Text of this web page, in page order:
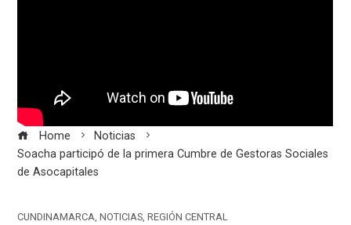
Home
Noticias
Soacha participó de la primera Cumbre de Gestoras Sociales
de Asocapitales
CUNDINAMARCA,NOTICIAS,REGIÓN CENTRAL